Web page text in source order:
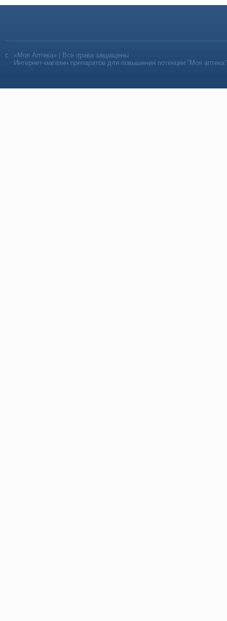
«Моя Аптека» | Все права защищены
Интернет-магазин препаратов для повышения потенции “Моя